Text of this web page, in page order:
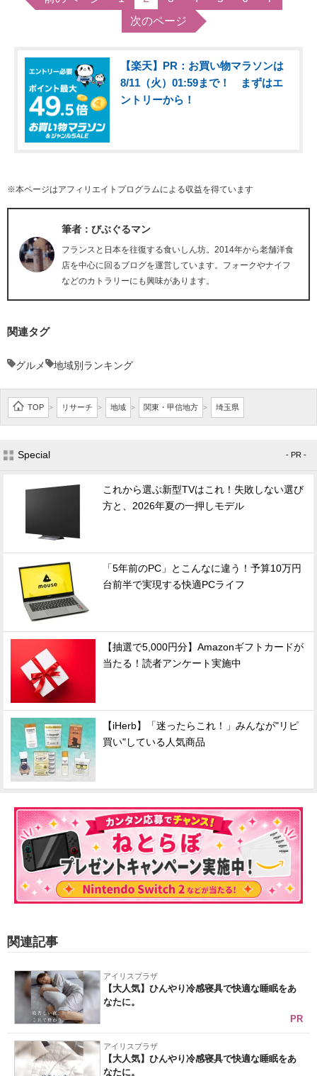
次のページ
【楽天】PR：お買い物マラソンは
8/11（火）01:59まで！ まずはエ
ントリーから！
※本ページはアフィリエイトプログラムによる収益を得ています
筆者：びぶぐるマン
フランスと日本を往復する食いしん坊。2014年から老舗洋食
店を中心に回るブログを運営しています。フォークやナイフ
などのカトラリーにも興味があります。
関連タグ
グルメ 地域別ランキング
TOP > リサーチ > 地域 > 関東・甲信地方 > 埼玉県
Special - PR -
これから選ぶ新型TVはこれ！失敗しない選び
方と、2026年夏の一押しモデル
「5年前のPC」とこんなに違う！予算10万円
台前半で実現する快適PCライフ
【抽選で5,000円分】Amazonギフトカードが
当たる！読者アンケート実施中
【iHerb】「迷ったらこれ！」みんなが"リピ
買い"している人気商品
関連記事
アイリスプラザ
【大人気】ひんやり冷感寝具で快適な睡眠をあ
なたに。
PR
アイリスプラザ
【大人気】ひんやり冷感寝具で快適な睡眠をあ
なたに。